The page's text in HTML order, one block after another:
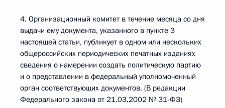
4. Организационный комитет в течение месяца со дня
выдачи ему документа, указанного в пункте 3
настоящей статьи, публикует в одном или нескольких
общероссийских периодических печатных изданиях
сведения о намерении создать политическую партию
и о представлении в федеральный уполномоченный
орган соответствующих документов. (В редакции
Федерального закона от 21.03.2002 № 31-ФЗ)